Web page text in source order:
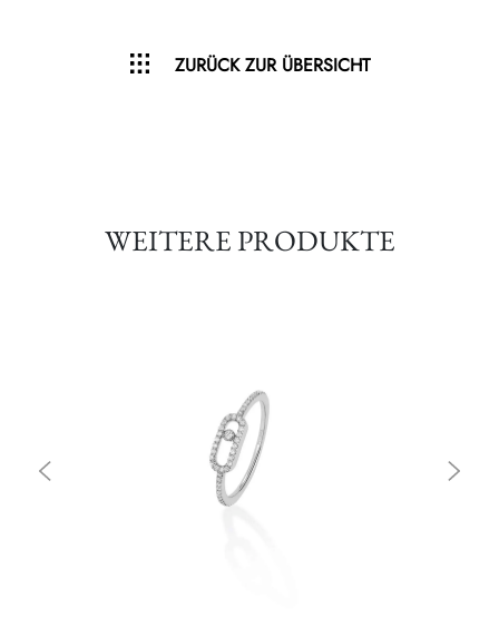
ZURÜCK ZUR ÜBERSICHT
WEITERE PRODUKTE